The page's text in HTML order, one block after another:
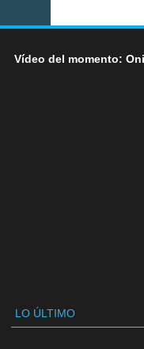
Vídeo del momento:
LO ÚLTIMO